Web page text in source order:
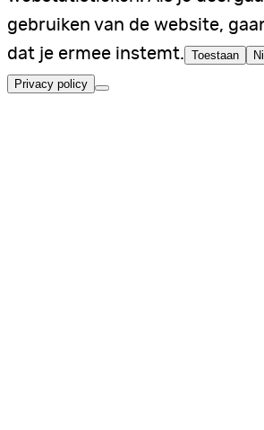
gebruiken van de website,
dat je ermee instemt. Toestaan
Privacy policy